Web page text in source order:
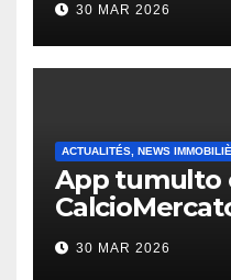
30 MAR 2026
ACTUALITÉS, NEWS
App tumulto
2026
30 MAR 2026